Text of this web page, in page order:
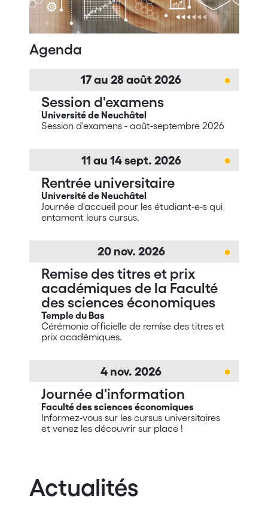
Agenda
17au 28août2026
Session d'examens
Université de Neuchâtel
Session d'examens - août-septembre 2026
11 au 14 sept. 2026
Rentrée universitaire
Université de Neuchâtel
Journée d'accueil pour les étudiant-e-s qui
entament leurs cursus.
20 nov. 2026
Remise des titres et prix
académiques de la Faculté
des sciences économiques
Temple du Bas
Cérémonie officielle de remise des titres et
prix académiques.
4 nov. 2026
Journée d'information
Faculté des sciences économiques
Informez-vous sur les cursus universitaires
et venez les découvrir sur place !
Actualités